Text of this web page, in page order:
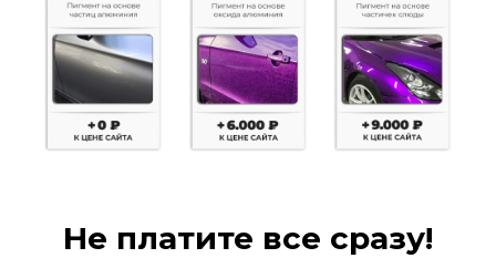
Не платите все сразу!